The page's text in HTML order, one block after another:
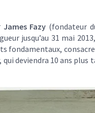
James Fazy (fondateur
jusqu’au 31 mai
fondamentaux,
qui deviendra 10 ans